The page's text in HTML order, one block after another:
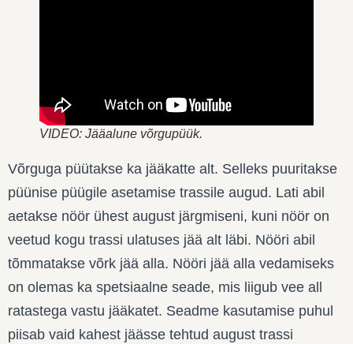
VIDEO: Jääalune võrgupüük.
Võrguga püütakse ka jääkatte alt. Selleks puuritakse
püünise püügile asetamise trassile augud. Lati abil
aetakse nöör ühest august järgmiseni, kuni nöör on
veetud kogu trassi ulatuses jää alt läbi. Nööri abil
tõmmatakse võrk jää alla. Nööri jää alla vedamiseks
on olemas ka spetsiaalne seade, mis liigub vee all
ratastega vastu jääkatet. Seadme kasutamise puhul
piisab vaid kahest jäässe tehtud august trassi